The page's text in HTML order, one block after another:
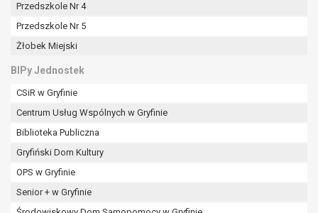
Przedszkole Nr 4
Przedszkole Nr 5
Żłobek Miejski
BIPy Jednostek
CSiR w Gryfinie
Centrum Usług Wspólnych w Gryfinie
Biblioteka Publiczna
Gryfiński Dom Kultury
OPS w Gryfinie
Senior + w Gryfinie